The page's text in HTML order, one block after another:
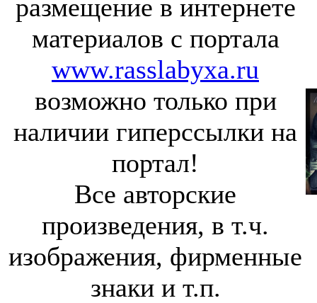
размещение в интернете
материалов с портала
www.rasslabyxa.ru
возможно только при
наличии гиперссылки на
портал!
Все авторские
произведения, в т.ч.
изображения, фирменные
знаки и т.п.